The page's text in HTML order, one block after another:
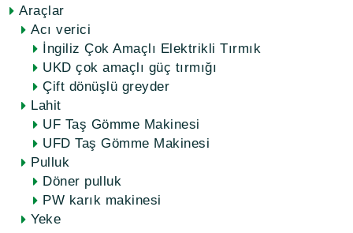
Araçlar
Acı verici
İngiliz Çok Amaçlı Elektrikli Tırmık
UKD çok amaçlı güç tırmığı
Çift dönüşlü greyder
Lahit
UF Taş Gömme Makinesi
UFD Taş Gömme Makinesi
Pulluk
Döner pulluk
PW karık makinesi
Yeke